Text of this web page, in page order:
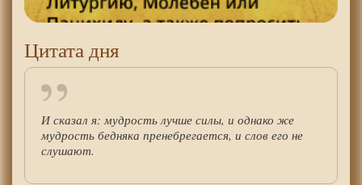
Цитата дня
И сказал я: мудрость лучше силы, и однако же
мудрость бедняка пренебрегается, и слов его не
слушают.